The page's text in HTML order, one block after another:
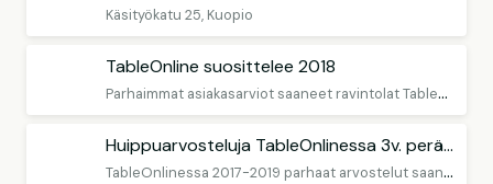
Käsityökatu 25, Kuopio
TableOnline suosittelee 2018
P
arhaimmat asiakasarviot saaneet ravintolat TableOnlinessa.
Huippuarvosteluja TableOnlinessa 3v. peräkkäin
T
ableOnlinessa 2017-2019 parhaat arvostelut saaneet ravintolat